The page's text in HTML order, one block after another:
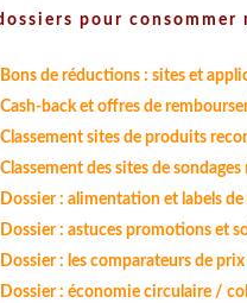
pour consommer
Bons de réductions : sites et
Cash-back et offres de
Classement sites de produits
Classement des sites de sondages
Dossier : alimentation et labels
Dossier : astuces promotions et
Dossier : les comparateurs de
Dossier : économie circulaire /